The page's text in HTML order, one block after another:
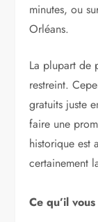
minutes, ou
Orléans.
La plupart de
restreint.
gratuits juste
faire une
historique est
certainement
Ce qu’il